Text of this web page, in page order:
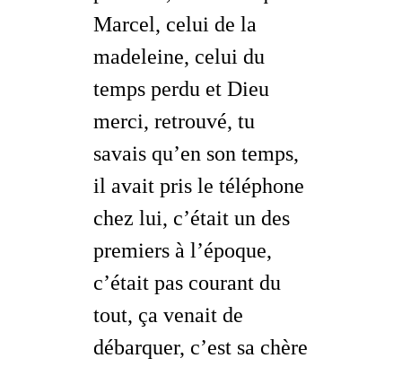
Marcel, celui de la
madeleine, celui du
temps perdu et Dieu
merci, retrouvé, tu
savais qu’en son temps,
il avait pris le téléphone
chez lui, c’était un des
premiers à l’époque,
c’était pas courant du
tout, ça venait de
débarquer, c’est sa chère